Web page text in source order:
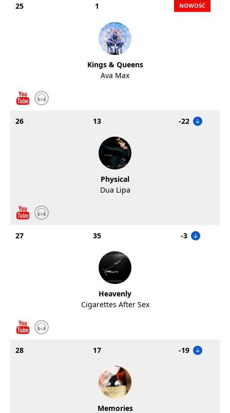
25 1
Kings & Queens
Ava Max
26 13 -22
Physical
Dua Lipa
27 35 -3
Heavenly
Cigarettes After Sex
28 17 -19
Memories